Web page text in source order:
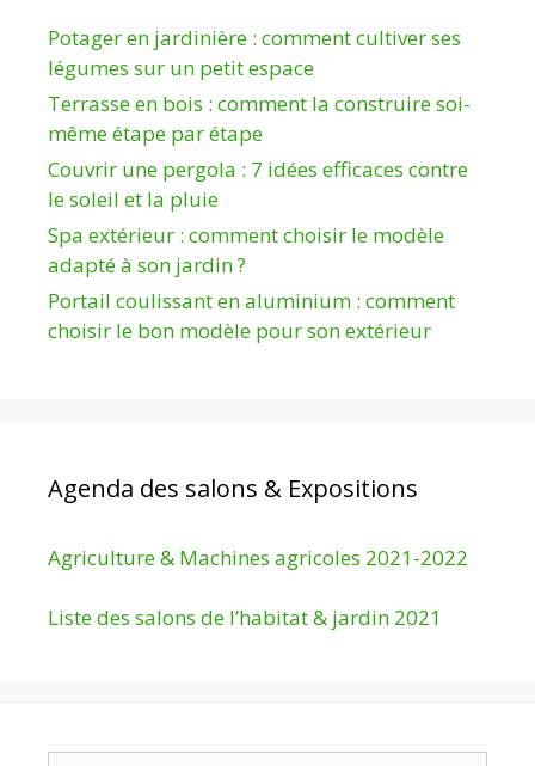
Potager en jardinière : comment cultiver ses
légumes sur un petit espace
Terrasse en bois : comment la construire soi-
même étape par étape
Couvrir une pergola : 7 idées efficaces contre
le soleil et la pluie
Spa extérieur : comment choisir le modèle
adapté à son jardin ?
Portail coulissant en aluminium : comment
choisir le bon modèle pour son extérieur
Agenda des salons & Expositions
Agriculture & Machines agricoles 2021-2022
Liste des salons de l’habitat & jardin 2021